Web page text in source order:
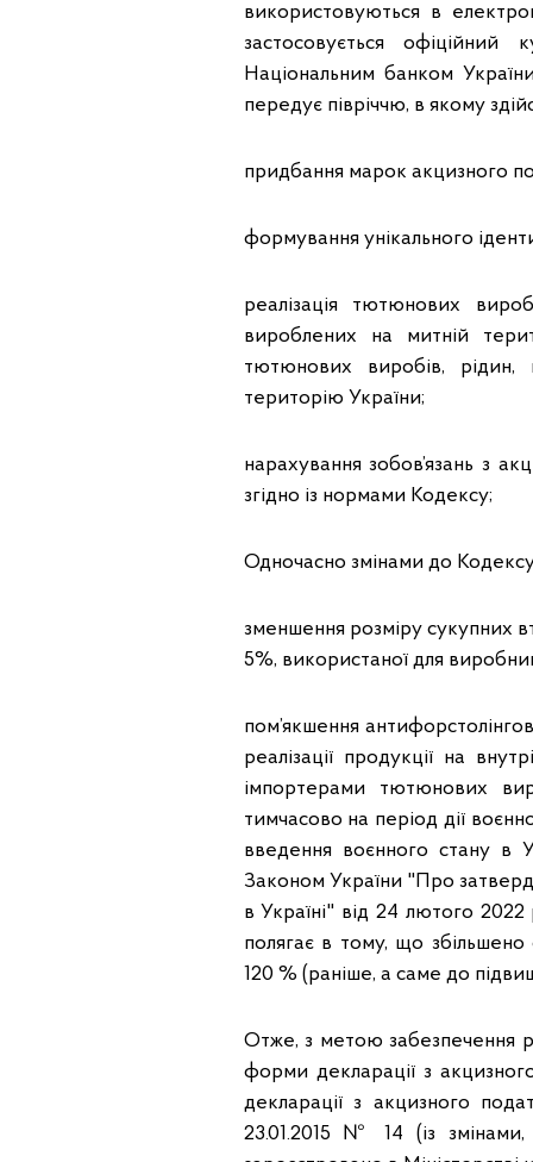
використовуються в
застосовується
Національним банком
передує півріччю, в якому
придбання марок акцизного
формування унікального
реалізація тютюнових
вироблених на митній
тютюнових виробів,
територію України;
нарахування зобов’язань з
згідно із нормами Кодексу;
Одночасно змінами до
зменшення розміру сукупних
5%, використаної для
пом’якшення
реалізації продукції на
імпортерами тютюнових
тимчасово на період дії
введення воєнного стану
Законом України "Про
в Україні" від 24 лютого
полягає в тому, що
120 % (раніше, а саме до
Отже, з метою забезпечення
форми декларації з
декларації з акцизного
23.01.2015 № 14 (із